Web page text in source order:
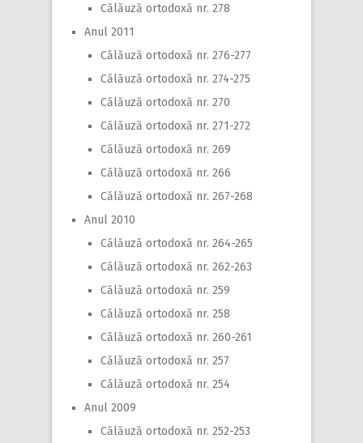
Călăuză ortodoxă nr. 278
Anul 2011
Călăuză ortodoxă nr. 276-277
Călăuză ortodoxă nr. 274-275
Călăuză ortodoxă nr. 270
Călăuză ortodoxă nr. 271-272
Călăuză ortodoxă nr. 269
Călăuză ortodoxă nr. 266
Călăuză ortodoxă nr. 267-268
Anul 2010
Călăuză ortodoxă nr. 264-265
Călăuză ortodoxă nr. 262-263
Călăuză ortodoxă nr. 259
Călăuză ortodoxă nr. 258
Călăuză ortodoxă nr. 260-261
Călăuză ortodoxă nr. 257
Călăuză ortodoxă nr. 254
Anul 2009
Călăuză ortodoxă nr. 252-253